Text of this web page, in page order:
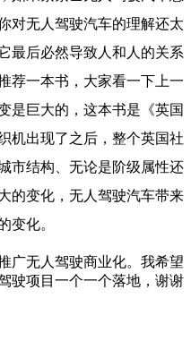
对无人驾驶汽车的理解还太
最后必然导致人和人的关系
荐一本书，大家看一下上一
是巨大的，这本书是《英国
机出现了之后，整个英国社
市结构、无论是阶级属性还
的变化，无人驾驶汽车带来
变化。
广无人驾驶商业化。我希望
驶项目一个一个落地，谢谢